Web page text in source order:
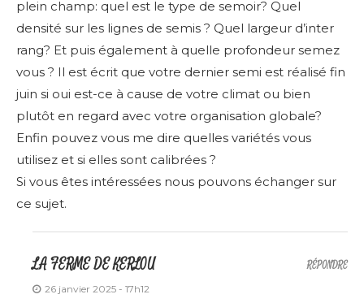
plein champ: quel est le type de semoir? Quel
densité sur les lignes de semis ? Quel largeur d’inter
rang? Et puis également à quelle profondeur semez
vous ? Il est écrit que votre dernier semi est réalisé fin
juin si oui est-ce à cause de votre climat ou bien
plutôt en regard avec votre organisation globale?
Enfin pouvez vous me dire quelles variétés vous
utilisez et si elles sont calibrées ?
Si vous êtes intéressées nous pouvons échanger sur
ce sujet.
LA FERME DE KERLOU
26 janvier 2025 - 17h12
RÉPONDRE